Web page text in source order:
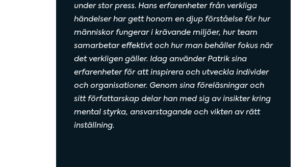
under stor press. Hans erfarenheter från verkliga
händelser har gett honom en djup förståelse för hur
människor fungerar i krävande miljöer, hur team
samarbetar effektivt och hur man behåller fokus när
det verkligen gäller. Idag använder Patrik sina
erfarenheter för att inspirera och utveckla individer
och organisationer. Genom sina föreläsningar och
sitt författarskap delar han med sig av insikter kring
mental styrka, ansvarstagande och vikten av rätt
inställning.